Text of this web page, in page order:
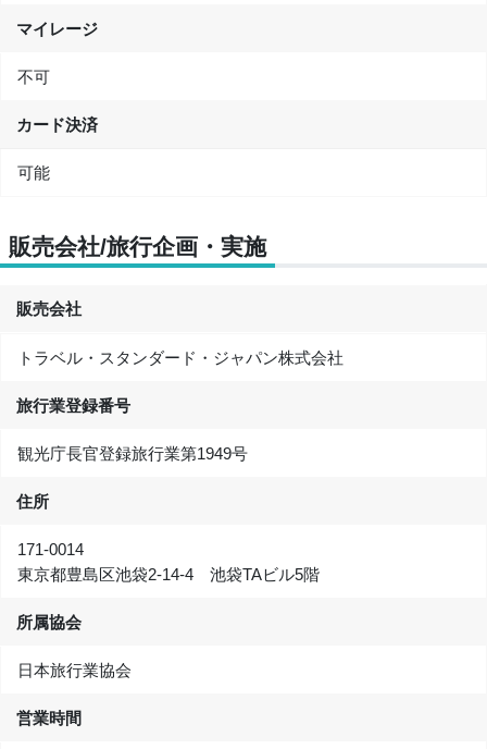
マイレージ
不可
カード決済
可能
販売会社/旅行企画・実施
販売会社
トラベル・スタンダード・ジャパン株式会社
旅行業登録番号
観光庁長官登録旅行業第1949号
住所
171-0014
東京都豊島区池袋2-14-4 池袋TAビル5階
所属協会
日本旅行業協会
営業時間